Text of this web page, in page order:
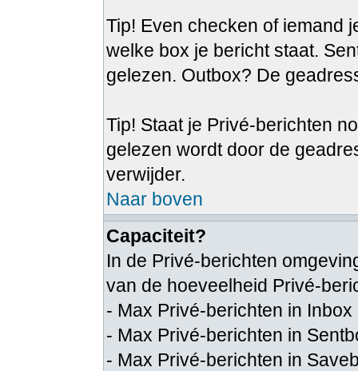
Tip! Even checken of iemand
welke box je bericht staat.
gelezen. Outbox? De
Tip! Staat je Privé-berichten
gelezen wordt door de
verwijder.
Naar boven
Capaciteit?
In de Privé-berichten
van de hoeveelheid Privé-
- Max Privé-berichten in Inbox
- Max Privé-berichten in
- Max Privé-berichten in